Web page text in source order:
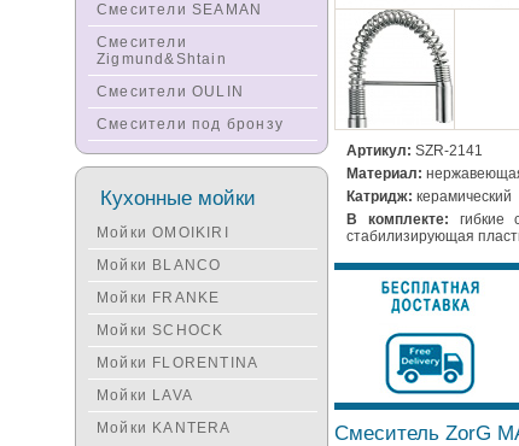
Артикул: SZR-2141
Материал:
Катридж: керамический
В комплекте: гибкие
стабилизирующая
Смеситель ZorG
Смесители SEAMAN
Смесители
Zigmund&Shtain
Смесители OULIN
Смесители под бронзу
Кухонные мойки
Мойки OMOIKIRI
Мойки BLANCO
Мойки FRANKE
Мойки SCHOCK
Мойки FLORENTINA
Мойки LAVA
Мойки KANTERA